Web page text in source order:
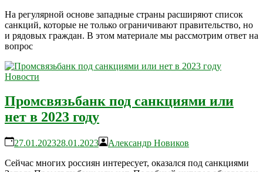
На регулярной основе западные страны расширяют список
санкций, которые не только ограничивают правительство, но
и рядовых граждан. В этом материале мы рассмотрим ответ на
вопрос
Новости
Промсвязьбанк под санкциями или
нет в 2023 году
27.01.202328.01.2023
Александр Новиков
Сейчас многих россиян интересует, оказался под санкциями